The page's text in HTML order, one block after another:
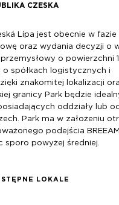
CZESKA
Lípa jest obecnie w fazie
oraz wydania decyzji o
o powierzchni
spółkach logistycznych i
znakomitej lokalizacji
granicy Park będzie
oddziały lub
Park ma w założeniu
podejścia
sporo powyżej średniej.
LOKALE